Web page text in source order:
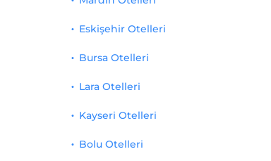
Eskişehir Otelleri
Bursa Otelleri
Lara Otelleri
Kayseri Otelleri
Bolu Otelleri